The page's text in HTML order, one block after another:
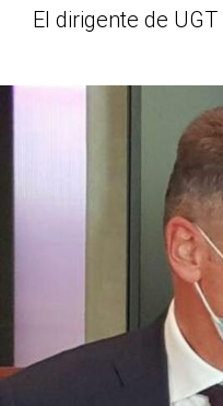
El dirigente de